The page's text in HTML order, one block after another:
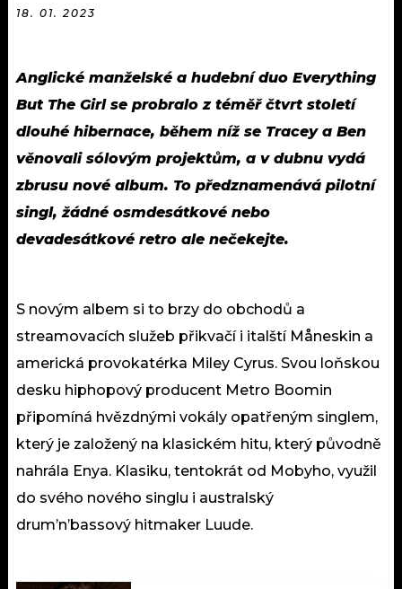
OSTATNÍ
18. 01. 2023
Anglické manželské a hudební duo Everything
But The Girl se probralo z téměř čtvrt století
dlouhé hibernace, během níž se Tracey a Ben
věnovali sólovým projektům, a v dubnu vydá
zbrusu nové album. To předznamenává pilotní
singl, žádné osmdesátkové nebo
devadesátkové retro ale nečekejte.
S novým albem si to brzy do obchodů a
streamovacích služeb přikvačí i italští Måneskin a
americká provokatérka Miley Cyrus. Svou loňskou
desku hiphopový producent Metro Boomin
připomíná hvězdnými vokály opatřeným singlem,
který je založený na klasickém hitu, který původně
nahrála Enya. Klasiku, tentokrát od Mobyho, využil
do svého nového singlu i australský
drum’n’bassový hitmaker Luude.